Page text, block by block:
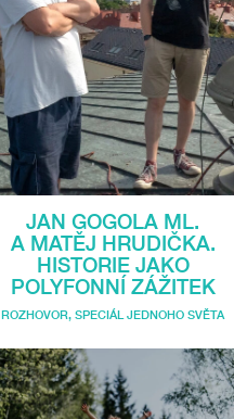
JAN GOGOLA ML.
A MATĚJ HRUDIČKA.
HISTORIE JAKO
POLYFONNÍ ZÁŽITEK
ROZHOVOR, SPECIÁL JEDNOHO SVĚTA